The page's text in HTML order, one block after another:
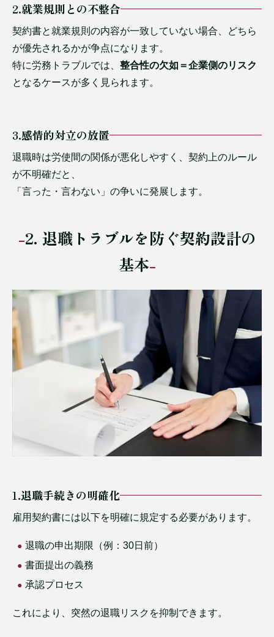
2.就業規則との不整合
契約書と就業規則の内容が一致していない場合、どちら
が優先されるかが争点になります。
特に労務トラブルでは、 整合性の欠如＝企業側のリスク
となるケースが多く見られます。
3.感情的対立の放置
退職時は労使間の関係が悪化しやすく、契約上のルール
が不明確だと、
「言った・言わない」の争いに発展します。
2. 退職トラブルを防ぐ契約設計の
基本
1.退職手続きの明確化
雇用契約書には以下を明確に規定する必要があります。
退職の申出期限（例：30日前）
書面提出の義務
承認プロセス
これにより、突然の退職リスクを抑制できます。